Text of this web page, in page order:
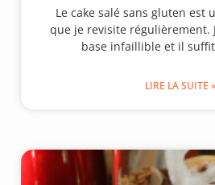
Le cake salé sans gluten est
que je revisite régulièrement.
base infaillible et il
LIRE LA SUITE »